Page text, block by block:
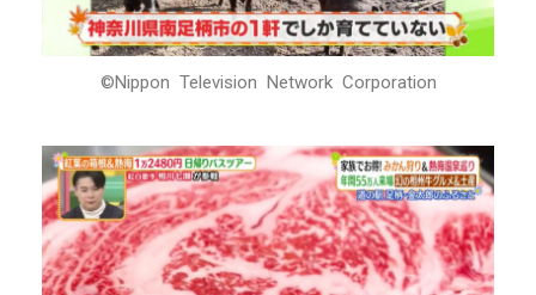
©Nippon Television Network Corporation